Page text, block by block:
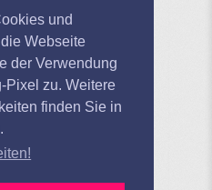
und
Webseite
der Verwendung
Pixel zu. Weitere
finden Sie in